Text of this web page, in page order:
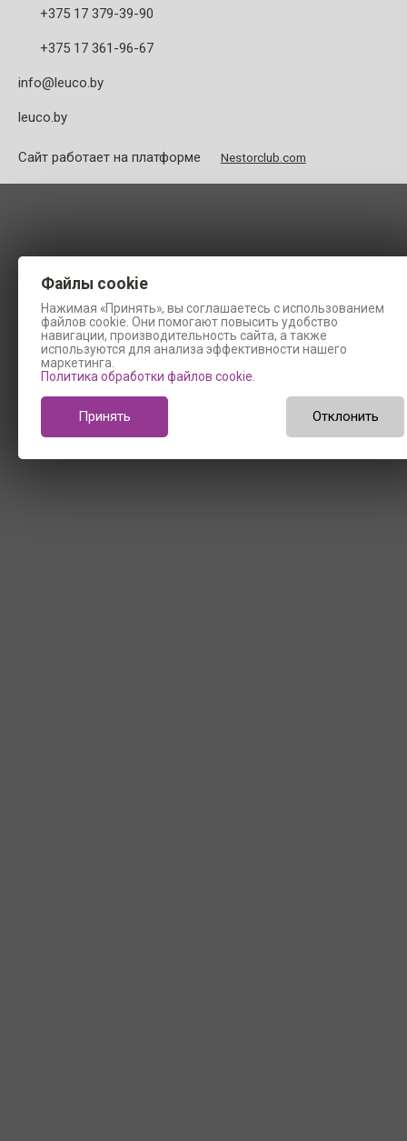
+375 17 379-39-90
+375 17 361-96-67
info@leuco.by
leuco.by
Сайт работает на платформе Nestorclub.com
Файлы cookie
Нажимая «Принять», вы соглашаетесь с использованием
файлов cookie. Они помогают повысить удобство
навигации, производительность сайта, а также
используются для анализа эффективности нашего
маркетинга.
Политика обработки файлов cookie.
Принять Отклонить